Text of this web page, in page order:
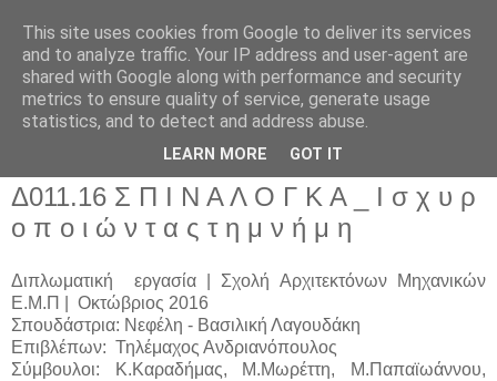
Δ011.16 Σ Π Ι Ν Α Λ Ο Γ Κ Α _ Ι σ χ υ ρ
ο π ο ι ώ ν τ α ς τ η μ ν ή μ η
Διπλωματική εργασία | Σχολή Αρχιτεκτόνων Μηχανικών
Ε.Μ.Π | Οκτώβριος 2016
Σπουδάστρια: Νεφέλη - Βασιλική Λαγουδάκη
Επιβλέπων: Τηλέμαχος Ανδριανόπουλος
Σύμβουλοι: Κ.Καραδήμας, Μ.Μωρέττη, Μ.Παπαϊωάννου,
This site uses cookies from Google to deliver its services
and to analyze traffic. Your IP address and user-agent are
shared with Google along with performance and security
metrics to ensure quality of service, generate usage
statistics, and to detect and address abuse.
LEARN MORE GOT IT